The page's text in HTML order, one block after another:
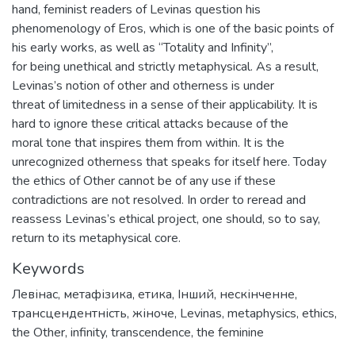
hand, feminist readers of Levinas question his
phenomenology of Eros, which is one of the basic points of
his early works, as well as “Totality and Infinity”,
for being unethical and strictly metaphysical. As a result,
Levinas’s notion of other and otherness is under
threat of limitedness in a sense of their applicability. It is
hard to ignore these critical attacks because of the
moral tone that inspires them from within. It is the
unrecognized otherness that speaks for itself here. Today
the ethics of Other cannot be of any use if these
contradictions are not resolved. In order to reread and
reassess Levinas’s ethical project, one should, so to say,
return to its metaphysical core.
Keywords
Левінас, метафізика, етика, Інший, нескінченне,
трансцендентність, жіноче, Levinas, metaphysics, ethics,
the Other, infinity, transcendence, the feminine